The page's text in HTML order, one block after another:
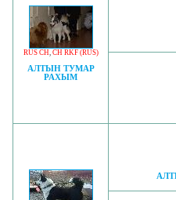
RUS CH, CH RKF (RUS)
АЛТЫН ТУМАР
РАХЫМ